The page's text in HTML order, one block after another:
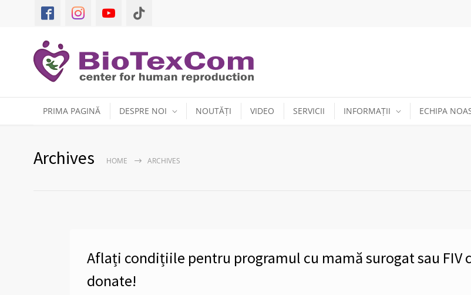
PRIMA PAGINĂ DESPRE NOI NOUTĂȚI VIDEO SERVICII INFORMAȚII ECHIPA
Archives HOME ARCHIVES
Aflați condițiile pentru programul cu mamă surogat sau FIV
donate!